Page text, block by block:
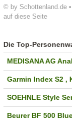
© by Schottenland.de
auf diese Seite
Die Top-
MEDISANA AG
Garmin Index S2 ,
SOEHNLE Style
Beurer BF 500